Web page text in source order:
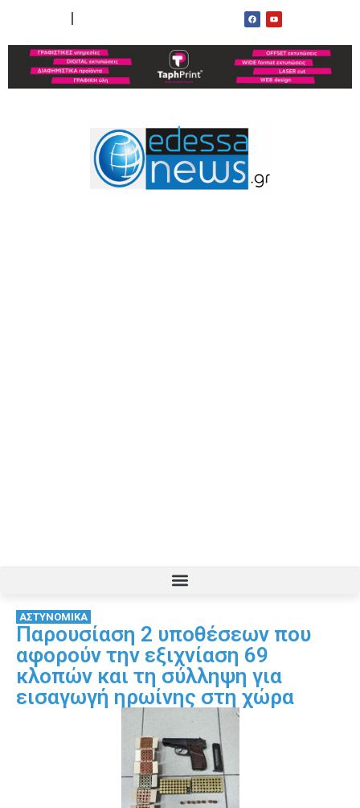
ΑΣΤΥΝΟΜΙΚΑ
Παρουσίαση 2 υποθέσεων που
αφορούν την εξιχνίαση 69
κλοπών και τη σύλληψη για
εισαγωγή ηρωίνης στη χώρα